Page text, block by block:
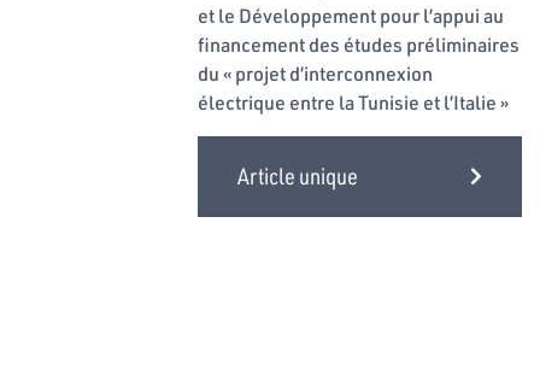
et le Développement pour l’appui au
financement des études préliminaires
du « projet d’interconnexion
électrique entre la Tunisie et l’Italie »
Article unique